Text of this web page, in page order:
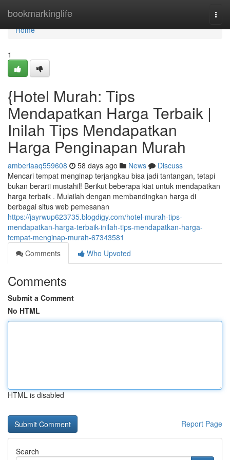
bookmarkinglife
Home
Home
1
{Hotel Murah: Tips
Mendapatkan Harga Terbaik |
Inilah Tips Mendapatkan
Harga Penginapan Murah
amberiaaq559608 58 days ago News
Discuss
Mencari tempat menginap terjangkau bisa jadi tantangan, tetapi
bukan berarti mustahil! Berikut beberapa kiat untuk mendapatkan
harga terbaik . Mulailah dengan membandingkan harga di
berbagai situs web pemesanan
https://jayrwup623735.blogdigy.com/hotel-murah-tips-
mendapatkan-harga-terbaik-inilah-tips-mendapatkan-harga-
tempat-menginap-murah-67343581
Comments
Who Upvoted
Comments
Submit a Comment
No HTML
HTML is disabled
Report Page
Search